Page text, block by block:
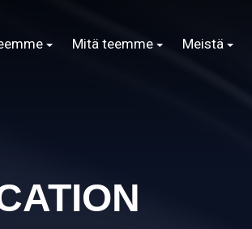
Mitä teemme Meistä